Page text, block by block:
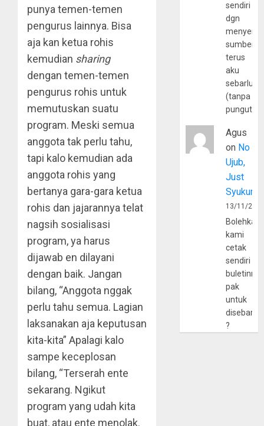
punya temen-temen
pengurus lainnya. Bisa
aja kan ketua rohis
kemudian sharing
dengan temen-temen
pengurus rohis untuk
memutuskan suatu
program. Meski semua
anggota tak perlu tahu,
tapi kalo kemudian ada
anggota rohis yang
bertanya gara-gara ketua
rohis dan jajarannya telat
nagsih sosialisasi
program, ya harus
dijawab en dilayani
dengan baik. Jangan
bilang, “Anggota nggak
perlu tahu semua. Lagian
laksanakan aja keputusan
kita-kita” Apalagi kalo
sampe keceplosan
bilang, “Terserah ente
sekarang. Ngikut
program yang udah kita
buat, atau ente menolak.
sendiri
dgn
sumber
terus
aku
(tanpa
Agus
on No
Ujub,
Just
Syukur
13/11/
Bolehkah
kami
cetak
sendiri
pak
untuk
?